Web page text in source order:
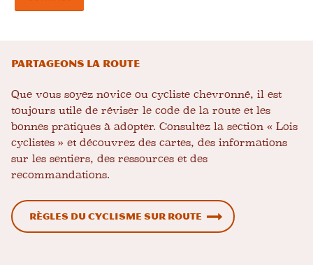
Partageons la route
Que vous soyez novice ou cycliste chevronné, il est
toujours utile de réviser le code de la route et les
bonnes pratiques à adopter. Consultez la section « Lois
cyclistes » et découvrez des cartes, des informations
sur les sentiers, des ressources et des
recommandations.
Règles du cyclisme sur route